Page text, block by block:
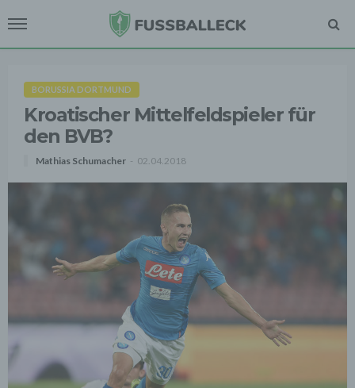
BORUSSIA DORTMUND
Kroatischer Mittelfeldspieler für
den BVB?
Mathias Schumacher 02.04.2018